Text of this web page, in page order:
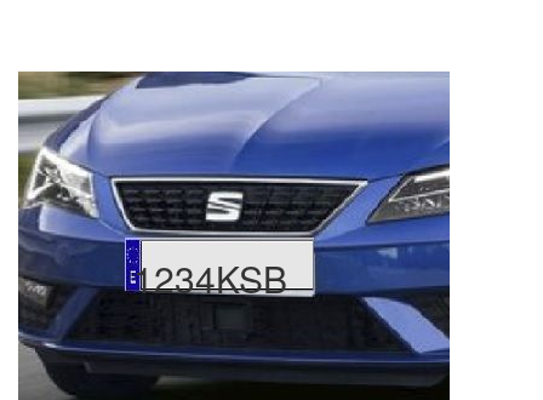
1234KSB